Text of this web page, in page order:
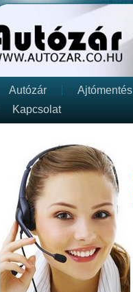
Autózár Ajtómentés
Kapcsolat